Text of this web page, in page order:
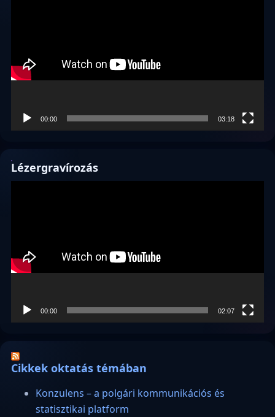
00:00 03:18
Lézergravírozás
00:00 02:07
Cikkek oktatás témában
Konzulens – a polgári kommunikációs és
statisztikai platform